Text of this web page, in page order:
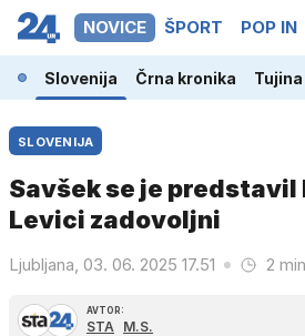
NOVICE ŠPORT POP IN
Slovenija Črna kronika Tujina
SLOVENIJA
Savšek se je
Levici zadovoljni
Ljubljana, 03. 06. 2025 17.51 2
AVTOR:
STA M.S.